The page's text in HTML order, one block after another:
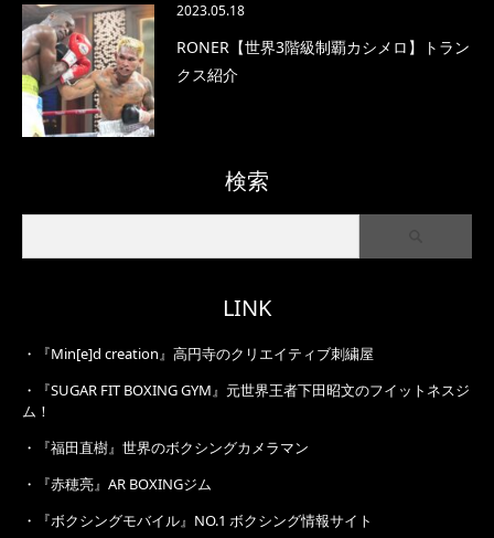
2023.05.18
RONER【世界3階級制覇カシメロ】トラン
クス紹介
検索
LINK
・
『Min[e]d creation』高円寺のクリエイティブ刺繍屋
・
『SUGAR FIT BOXING GYM』元世界王者下田昭文のフイットネスジ
ム！
・
『福田直樹』世界のボクシングカメラマン
・
『赤穂亮』AR BOXINGジム
・
『ボクシングモバイル』NO.1 ボクシング情報サイト